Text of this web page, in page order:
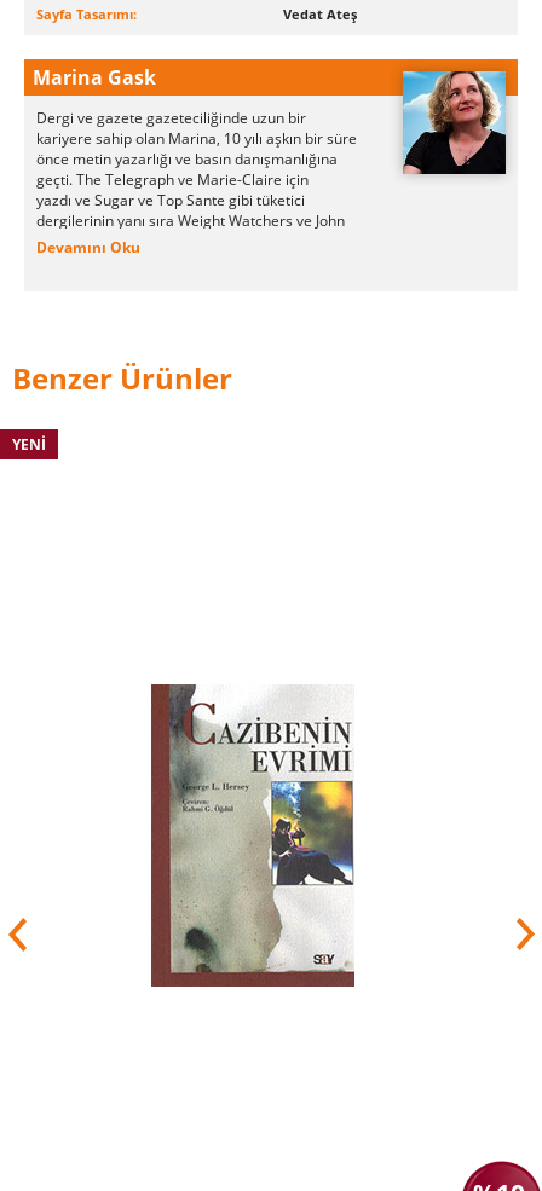
Sayfa Tasarımı: Vedat Ateş
Marina Gask
Dergi ve gazete gazeteciliğinde uzun bir
kariyere sahip olan Marina, 10 yılı aşkın bir süre
önce metin yazarlığı ve basın danışmanlığına
geçti.The Telegraphve Marie-Claire için
yazdı ve Sugar ve Top Sante gibi tüketici
dergilerinin yanı sıra Weight Watchers ve John
Lewis Edition gibi müşteri dergilerinin
Devamını Oku
Benzer Ürünler
YENI